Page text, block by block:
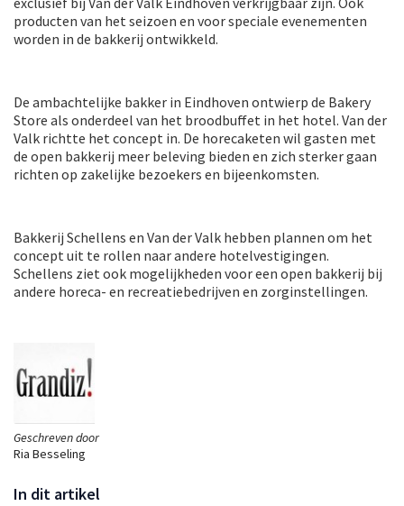
Geschreven door
Ria Besseling
In dit artikel
producten van het seizoen en voor speciale evenementen
worden in de bakkerij ontwikkeld.
De ambachtelijke bakker in Eindhoven ontwierp de Bakery
Store als onderdeel van het broodbuffet in het hotel. Van der
Valk richtte het concept in. De horecaketen wil gasten met
de open bakkerij meer beleving bieden en zich sterker gaan
richten op zakelijke bezoekers en bijeenkomsten.
Bakkerij Schellens en Van der Valk hebben plannen om het
concept uit te rollen naar andere hotelvestigingen.
Schellens ziet ook mogelijkheden voor een open bakkerij bij
andere horeca- en recreatiebedrijven en zorginstellingen.